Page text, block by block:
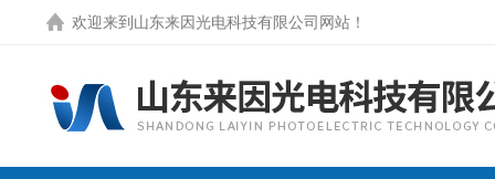
欢迎来到 山东来因光电科技有限公司网站 ！